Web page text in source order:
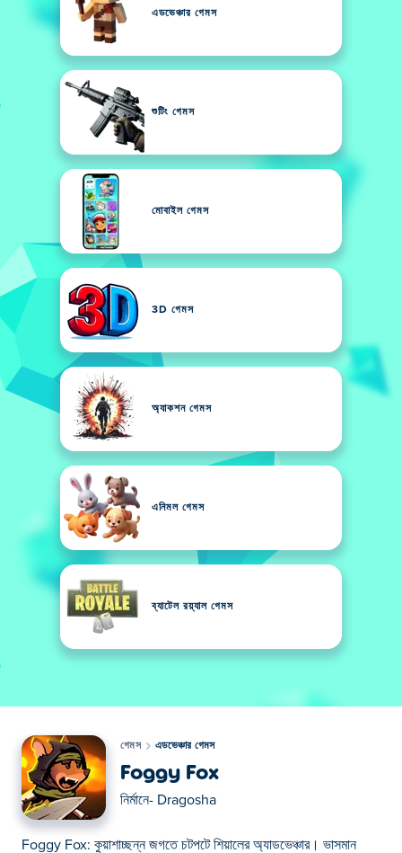
এডভেঞ্চার গেমস
শুটিং গেমস
মোবাইল গেমস
3D গেমস
অ্যাকশন গেমস
এনিমল গেমস
ব্যাটেল রয়্যাল গেমস
গেমস এডভেঞ্চার গেমস
Foggy Fox
নির্মানে- Dragosha
Foggy Fox: কুয়াশাচ্ছন্ন জগতে চটপটে শিয়ালের অ্যাডভেঞ্চার। ভাসমান